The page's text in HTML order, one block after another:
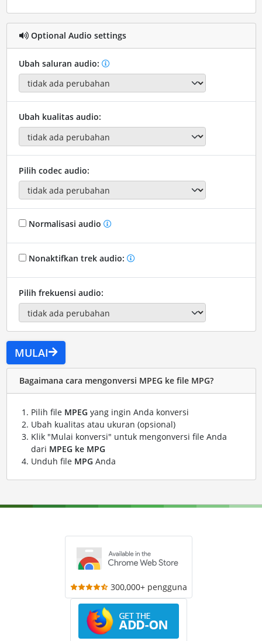
Optional Audio settings
Ubah saluran audio:
Ubah kualitas audio:
Pilih codec audio:
Normalisasi audio
Nonaktifkan trek audio:
Pilih frekuensi audio:
MULAI
Bagaimana cara mengonversi MPEG ke file MPG?
Pilih file MPEG yang ingin Anda konversi
Ubah kualitas atau ukuran (opsional)
Klik "Mulai konversi" untuk mengonversi file Anda
dari MPEG ke MPG
Unduh file MPG Anda
300,000+ pengguna